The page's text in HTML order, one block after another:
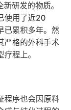
研发的物质。
使用了近20
已累积多年。然
严格的外科手术
程上。
程序也会因原料